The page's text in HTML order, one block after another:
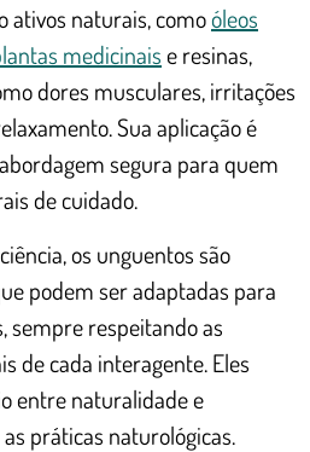
ativos naturais, comoóleos
medicinaise resinas,
dores musculares, irritações
Sua aplicação é
segura para quem
de cuidado.
os unguentos são
podem ser adaptadas para
sempre respeitando as
de cada interagente. Eles
entre naturalidade e
práticas naturológicas.